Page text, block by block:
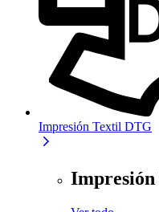
Impresión Textil DTG